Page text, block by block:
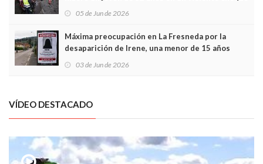
frontal
05 de Jun de 2026
Máxima preocupación en La Fresneda por la
desaparición de Irene, una menor de 15 años
03 de Jun de 2026
VÍDEO DESTACADO